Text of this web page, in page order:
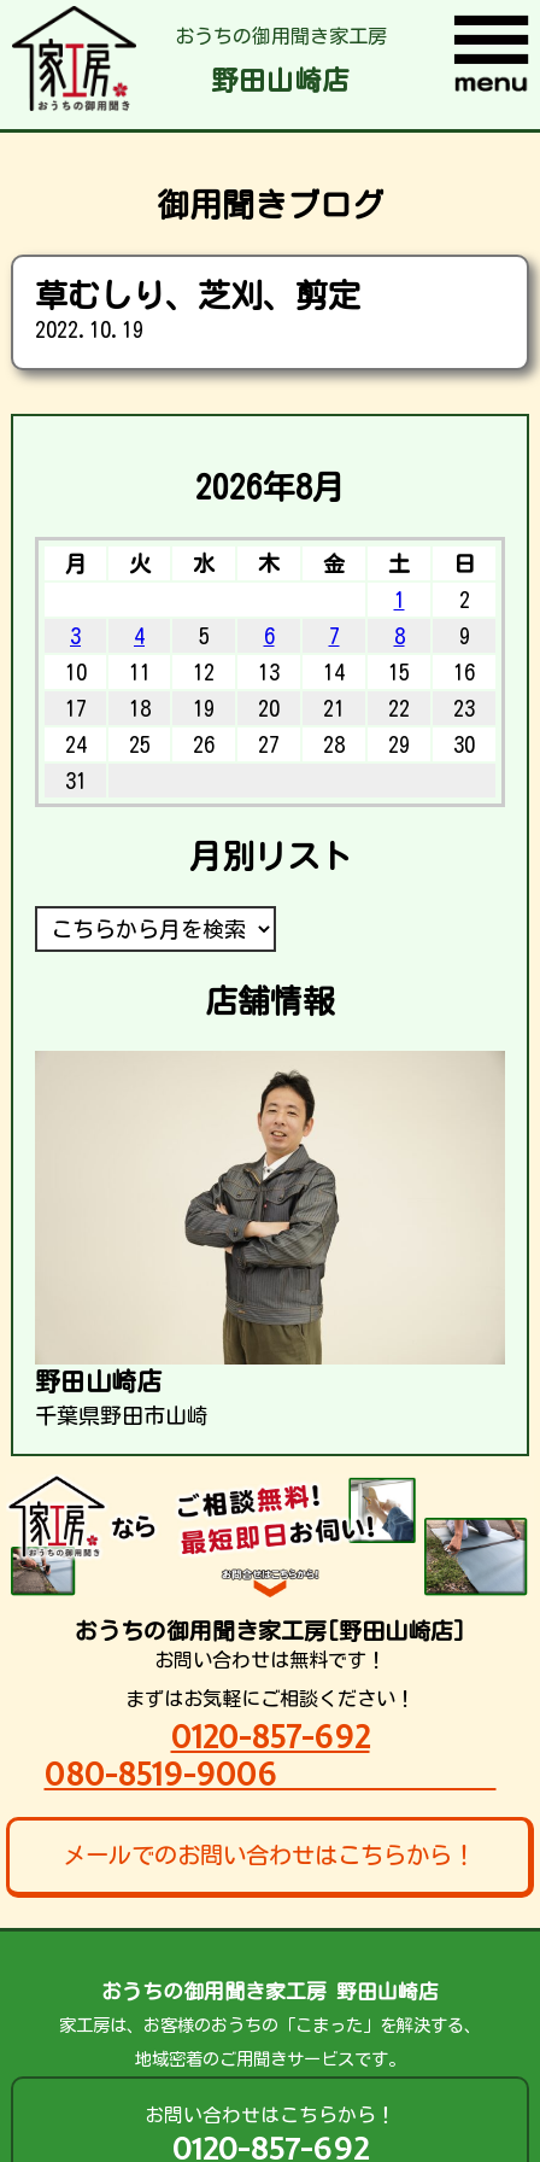
おうちの御用聞き家工房
野田山崎店
御用聞きブログ
草むしり、芝刈、剪定
2022.10.19
2026年8月
月 火 水 木 金 土
日
1
2
3
4 5 6 7 8
9
10
11 12 13 14 15
16
17
18 19 20 21 22
23
24
25 26 27 28 29
30
31
月別リスト
店舗情報
野田山崎店
千葉県野田市山崎
おうちの御用聞き家工房[野田山崎店]
お問い合わせは無料です！
まずはお気軽にご相談ください！
0120-857-692
080-8519-9006
メールでのお問い合わせはこちらから！
おうちの御用聞き家工房 野田山崎店
家工房は、お客様のおうちの「こまった」を解決する、
地域密着のご用聞きサービスです。
お問い合わせはこちらから！
0120-857-692